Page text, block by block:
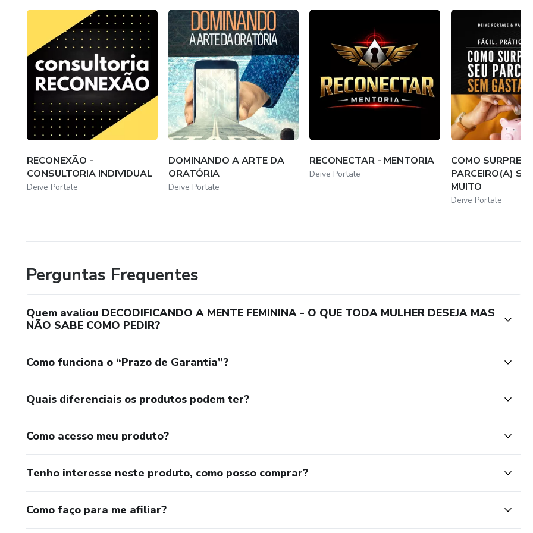
RECONEXÃO -
CONSULTORIA INDIVIDUAL
Deive Portale
DOMINANDO A ARTE DA
ORATÓRIA
Deive Portale
RECONECTAR - MENTORIA
Deive Portale
COMO
PARCEIRO(A)
MUITO
Deive Portale
Perguntas Frequentes
Quem avaliou DECODIFICANDO A MENTE FEMININA - O QUE TODA MULHER DESEJA MAS
NÃO SABE COMO PEDIR?
Como funciona o “Prazo de Garantia”?
Quais diferenciais os produtos podem ter?
Como acesso meu produto?
Tenho interesse neste produto, como posso comprar?
Como faço para me afiliar?